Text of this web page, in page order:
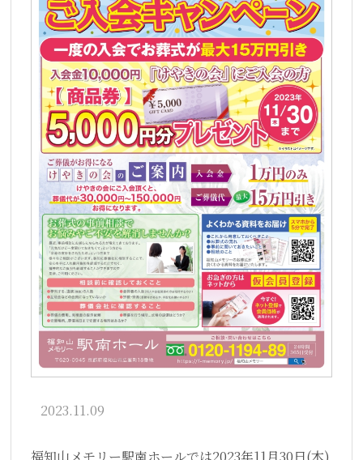
2023.11.09
福知山メモリー駅南ホールでは2023年11月30日(木)